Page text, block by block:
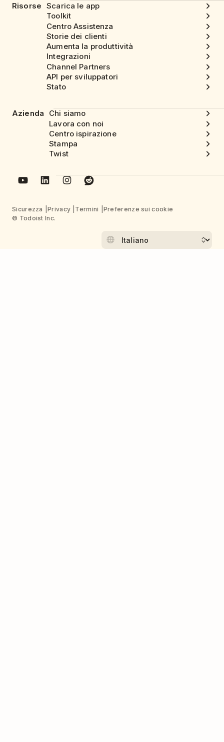
Risorse Scarica le app
Toolkit
Centro Assistenza
Storie dei clienti
Aumenta la produttività
Integrazioni
Channel Partners
API per sviluppatori
Stato
Azienda
Chi siamo
Lavora con noi
Centro ispirazione
Stampa
Twist
Sicurezza Privacy Termini
Preferenze sui cookie
© Todoist Inc.